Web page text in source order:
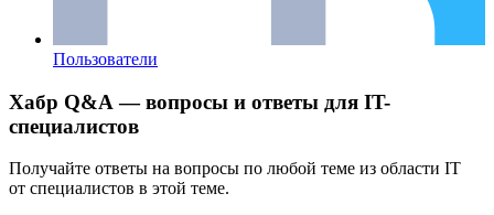
Пользователи
Хабр Q&A — вопросы и ответы для IT-
специалистов
Получайте ответы на вопросы по любой теме из области IT
от специалистов в этой теме.